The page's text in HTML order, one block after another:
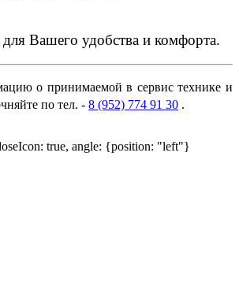
Вашего удобства и комфорта.
о принимаемой в сервис технике и
по тел. - 8 (952) 774 91 30 .
true, angle: {position: "left"}